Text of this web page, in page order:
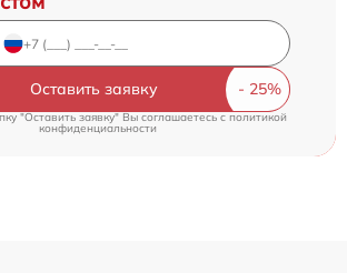
Оставить заявку
"Оставить заявку" Вы соглашаетесь cполитикой
конфиденциальности